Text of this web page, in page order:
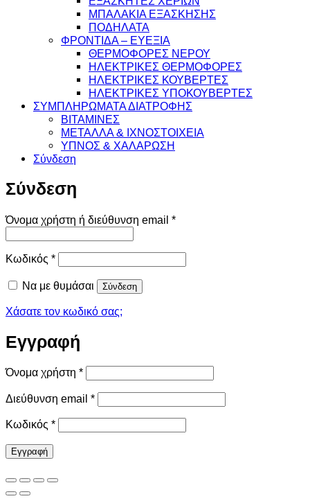
ΜΠΑΛΑΚΙΑ ΕΞΑΣΚΗΣΗΣ
ΠΟΔΗΛΑΤΑ
ΦΡΟΝΤΙΔΑ – ΕΥΕΞΙΑ
ΘΕΡΜΟΦΟΡΕΣ ΝΕΡΟΥ
ΗΛΕΚΤΡΙΚΕΣ ΘΕΡΜΟΦΟΡΕΣ
ΗΛΕΚΤΡΙΚΕΣ ΚΟΥΒΕΡΤΕΣ
ΗΛΕΚΤΡΙΚΕΣ ΥΠΟΚΟΥΒΕΡΤΕΣ
ΣΥΜΠΛΗΡΩΜΑΤΑ ΔΙΑΤΡΟΦΗΣ
ΒΙΤΑΜΙΝΕΣ
ΜΕΤΑΛΛΑ & ΙΧΝΟΣΤΟΙΧΕΙΑ
ΥΠΝΟΣ & ΧΑΛΑΡΩΣΗ
Σύνδεση
Σύνδεση
Όνομα χρήστη ή διεύθυνση email *Απαιτείται
Κωδικός *Απαιτείται
Να με θυμάσαι Σύνδεση
Χάσατε τον κωδικό σας;
Εγγραφή
Όνομα χρήστη *Απαιτείται
Διεύθυνση email *Απαιτείται
Κωδικός *Απαιτείται
Εγγραφή